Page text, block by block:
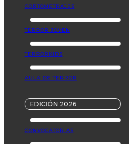
CORTOMETRAJES
TERROR JOVEN
TERRORKIDS
AULA DE TERROR
EDICIÓN 2026
CONVOCATORIAS